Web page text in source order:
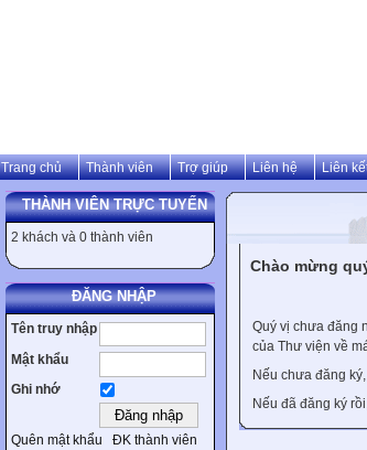
Trang chủ Thành viên Trợ giúp Liên hệ Liên
THÀNH VIÊN TRỰC TUYẾN
2 khách và 0 thành viên
ĐĂNG NHẬP
Tên truy nhập
Mật khẩu
Ghi nhớ
Quên mật khẩu ĐK thành viên
Chào mừng
Quý vị chưa đăng
của Thư viện về
Nếu chưa đăng
Nếu đã đăng ký